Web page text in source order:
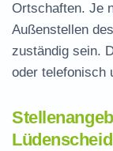
Ortschaften. Je
Außenstellen
zuständig sein.
oder telefonisch
Lüdenscheid